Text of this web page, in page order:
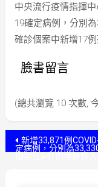
中央流行疫情指揮
19確定病例，分別
確診個案中新增17
臉書留言
(總共瀏覽 10 次數,
文新增33,871例
定病例，分別為